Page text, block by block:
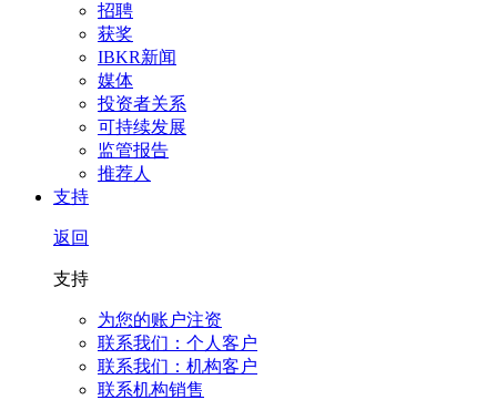
招聘
获奖
IBKR新闻
媒体
投资者关系
可持续发展
监管报告
推荐人
支持
返回
支持
为您的账户注资
联系我们：个人客户
联系我们：机构客户
联系机构销售